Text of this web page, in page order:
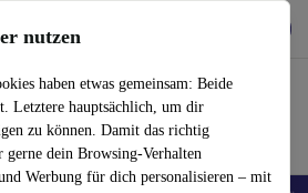
nutzen
haben etwas gemeinsam: Beide
Letztere hauptsächlich, um dir
zu können. Damit das richtig
dein Browsing-Verhalten
Werbung für dich personalisieren – mit
nutzen